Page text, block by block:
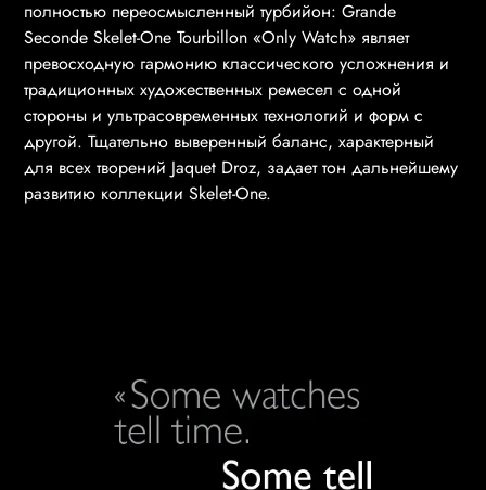
полностью переосмысленный турбийон: Grande
Seconde Skelet-One Tourbillon «Only Watch» являет
превосходную гармонию классического усложнения и
традиционных художественных ремесел с одной
стороны и ультрасовременных технологий и форм с
другой. Тщательно выверенный баланс, характерный
для всех творений Jaquet Droz, задает тон дальнейшему
развитию коллекции Skelet-One.